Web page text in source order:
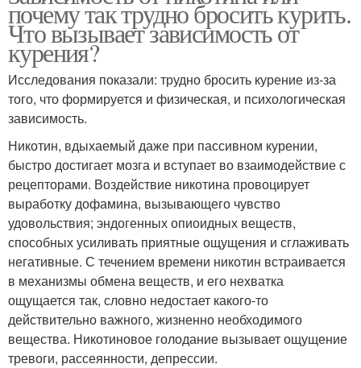
почему так трудно бросить курить.
Что вызывает зависимость от
курения?
Исследования показали: трудно бросить курение из-за
того, что формируется и физическая, и психологическая
зависимость.
Никотин, вдыхаемый даже при пассивном курении,
быстро достигает мозга и вступает во взаимодействие с
рецепторами. Воздействие никотина провоцирует
выработку дофамина, вызывающего чувство
удовольствия; эндогенных опиоидных веществ,
способных усиливать приятные ощущения и сглаживать
негативные. С течением времени никотин встраивается
в механизмы обмена веществ, и его нехватка
ощущается так, словно недостает какого-то
действительно важного, жизненно необходимого
вещества. Никотиновое голодание вызывает ощущение
тревоги, рассеянности, депрессии.